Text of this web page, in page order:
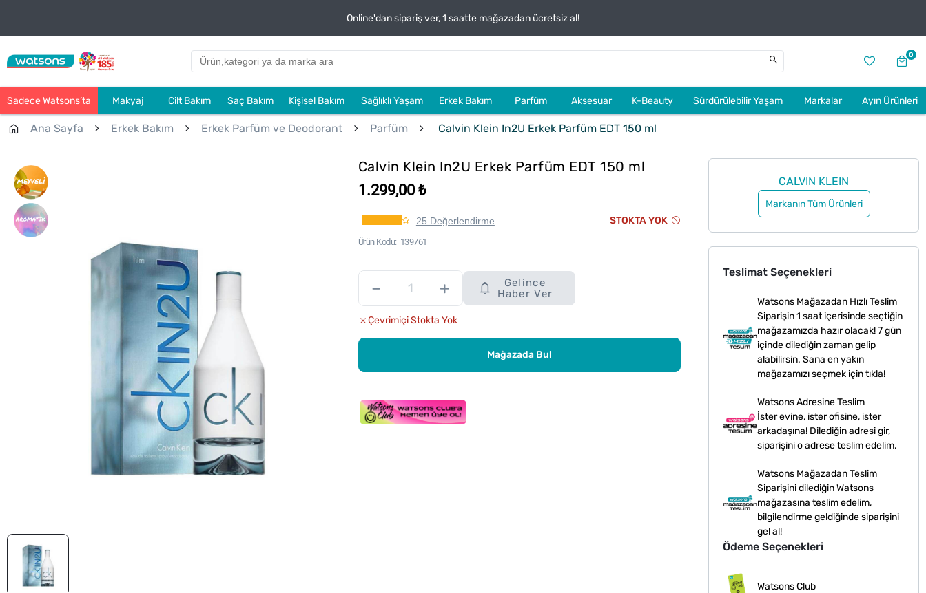
Online'dan sipariş ver, 1 saatte mağazadan ücretsiz al!
0
Sadece Watsons’ta Makyaj Cilt Bakım Saç Bakım Kişisel Bakım Sağlıklı Yaşam Erkek Bakım Parfüm Aksesuar K-Beauty Sürdürülebilir Yaşam Markalar Ayın Ürünleri
Ana Sayfa Erkek Bakım Erkek Parfüm ve Deodorant Parfüm Calvin Klein In2U Erkek Parfüm EDT 150 ml
Calvin Klein In2U Erkek Parfüm EDT 150 ml
1.299,00 ₺
25 Değerlendirme STOKTA YOK
Ürün Kodu 139761
– +
Gelince
Haber Ver
Çevrimiçi Stokta Yok
Mağazada Bul
CALVIN KLEIN
Markanın Tüm Ürünleri
Teslimat Seçenekleri
Watsons Mağazadan Hızlı Teslim
Siparişin 1 saat içerisinde seçtiğin
mağazamızda hazır olacak! 7 gün
içinde dilediğin zaman gelip
alabilirsin. Sana en yakın
mağazamızı seçmek için tıkla!
Watsons Adresine Teslim
İster evine, ister ofisine, ister
arkadaşına! Dilediğin adresi gir,
siparişini o adrese teslim edelim.
Watsons Mağazadan Teslim
Siparişini dilediğin Watsons
mağazasına teslim edelim,
bilgilendirme geldiğinde siparişini
gel al!
Ödeme Seçenekleri
Watsons Club